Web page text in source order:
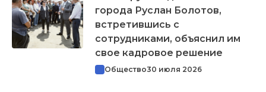
города Руслан Болотов,
встретившись с
сотрудниками, объяснил им
свое кадровое решение
Общество30 июля 2026